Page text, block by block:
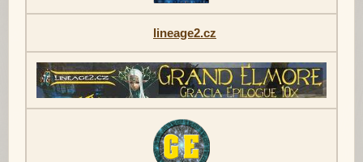
lineage2.cz